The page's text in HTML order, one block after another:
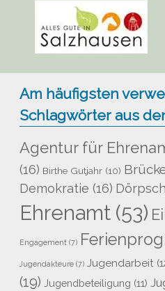
Am häufigsten
Schlagwörter aus
Agentur für
(16) Birthe Gutjahr (10)
Demokratie (16)
Ehrenamt (53)
Engagement (7)
Jugendakteure (7) Jugendarbeit
(19) Jugendbeteiligung (11)